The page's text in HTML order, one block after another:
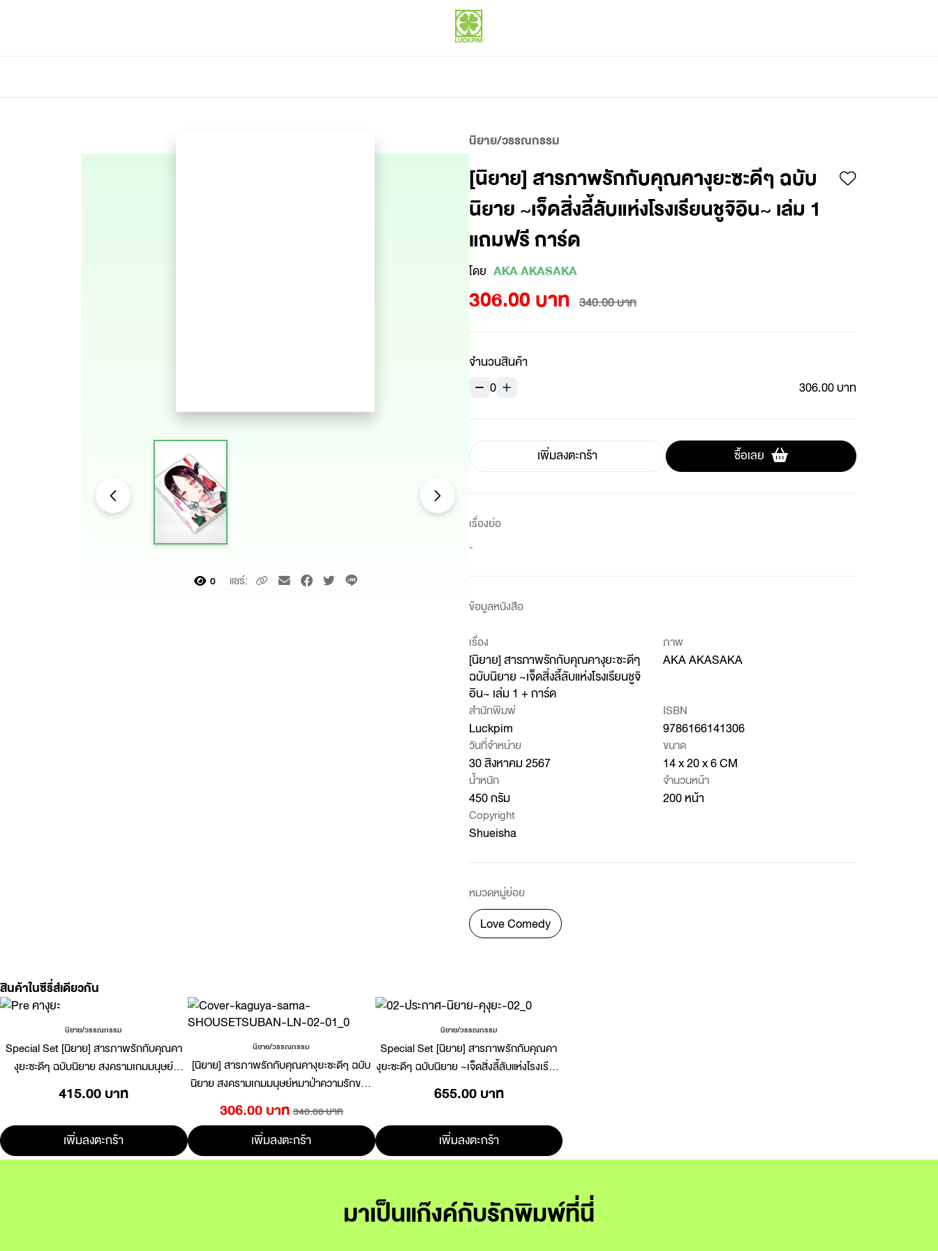
เข้าสู่ระบบ/สมัครสมาชิก
0 แชร์:
นิยาย/วรรณกรรม
[นิยาย] สารภาพรักกับคุณคางุยะซะดีๆ ฉบับ
นิยาย ~เจ็ดสิ่งลี้ลับแห่งโรงเรียนชูจิอิน~ เล่ม 1
แถมฟรี การ์ด
โดย AKA AKASAKA
306.00 บาท 340.00 บาท
จำนวนสินค้า
0
306.00 บาท
เพิ่มลงตะกร้า ซื้อเลย
เรื่องย่อ
-
ข้อมูลหนังสือ
เรื่อง
[นิยาย] สารภาพรักกับคุณคางุยะซะดีๆ
ฉบับนิยาย ~เจ็ดสิ่งลี้ลับแห่งโรงเรียนชูจิ
อิน~ เล่ม 1 + การ์ด
ภาพ
AKA AKASAKA
สำนักพิมพ์
Luckpim
ISBN
9786166141306
วันที่จำหน่าย
30 สิงหาคม 2567
ขนาด
14 x 20 x 6 CM
น้ำหนัก
450 กรัม
จำนวนหน้า
200 หน้า
Copyright
Shueisha
หมวดหมู่ย่อย
Love Comedy
สินค้าในซีรี่ส์เดียวกัน
นิยาย/วรรณกรรม
Special Set [นิยาย] สารภาพรักกับคุณคา
งุยะซะดีๆ ฉบับนิยาย สงครามเกมมนุษย์
หมาป่าความรักของเหล่าอัจฉริยะ
415.00 บาท
เพิ่มลงตะกร้า
นิยาย/วรรณกรรม
[นิยาย] สารภาพรักกับคุณคางุยะซะดีๆ ฉบับ
นิยาย สงครามเกมมนุษย์หมาป่าความรักของ
เหล่าอัจฉริยะ แถมฟรี Illust Card
306.00 บาท 340.00 บาท
เพิ่มลงตะกร้า
นิยาย/วรรณกรรม
Special Set [นิยาย] สารภาพรักกับคุณคา
งุยะซะดีๆ ฉบับนิยาย ~เจ็ดสิ่งลี้ลับแห่งโรงเรียน
ชูจิอิน~ เล่ม 1
655.00 บาท
เพิ่มลงตะกร้า
มาเป็นแก๊งค์กับรักพิมพ์ที่นี่